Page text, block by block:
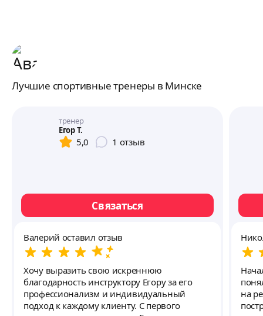
Лучшие спортивные тренеры в Минске
тренер
Егор Т.
5,0 1 отзыв
Связаться
Валерий оставил отзыв
Хочу выразить свою искреннюю
благодарность инструктору Егору за его
профессионализм и индивидуальный
подход к каждому клиенту. С первого
на